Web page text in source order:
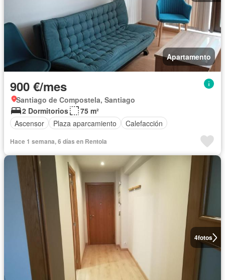
Apartamento
900 €/mes
Santiago de Compostela, Santiago
2 Dormitorios
75 m²
Ascensor
Plaza aparcamiento Calefacción
Hace 1 semana, 6 días en Rentola
4fotos